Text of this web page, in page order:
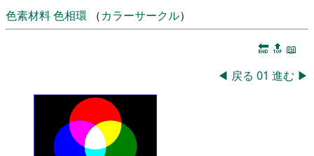
色素材料色相環 （カラーサークル）
🔚 🔝 📖
◀ 戻る 01 進む ▶